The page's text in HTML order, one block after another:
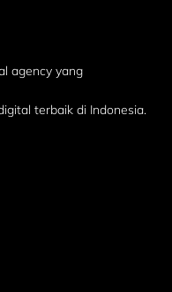
agency yang
terbaik di Indonesia.